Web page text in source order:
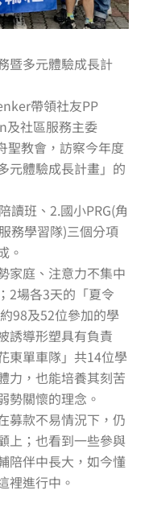
暨多元體驗成長計
帶領社友PP
社區服務主委
聖教會，訪察今年度
元體驗成長計畫」的
讀班、2.國小PRG(角
務學習隊)三個分項
。
家庭、注意力不集中
2場各3天的「夏令
98及52位參加的學
誘導形塑具有負責
東單車隊」共14位學
力，也能培養其刻苦
勢關懷的理念。
募款不易情況下，仍
上；也看到一些參與
陪伴中長大，如今懂
裡進行中。